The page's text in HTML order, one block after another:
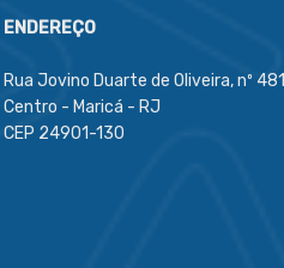
ENDEREÇO
Rua Jovino Duarte de Oliveira, nº 481
Centro - Maricá - RJ
CEP 24901-130